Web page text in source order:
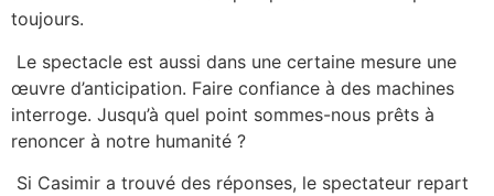
toujours.
Le spectacle est aussi dans une certaine mesure une
œuvre d’anticipation. Faire confiance à des machines
interroge. Jusqu’à quel point sommes-nous prêts à
renoncer à notre humanité ?
Si Casimir a trouvé des réponses, le spectateur repart